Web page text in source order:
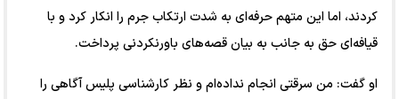
کردند، اما این متهم حرفه‌ای به شدت ارتکاب جرم را انکار کرد و با
قیافه‌ای حق به جانب به بیان قصه‌های باورنکردنی پرداخت.
او گفت: من سرقتی انجام نداده‌ام و نظر کارشناسی پلیس آگاهی را